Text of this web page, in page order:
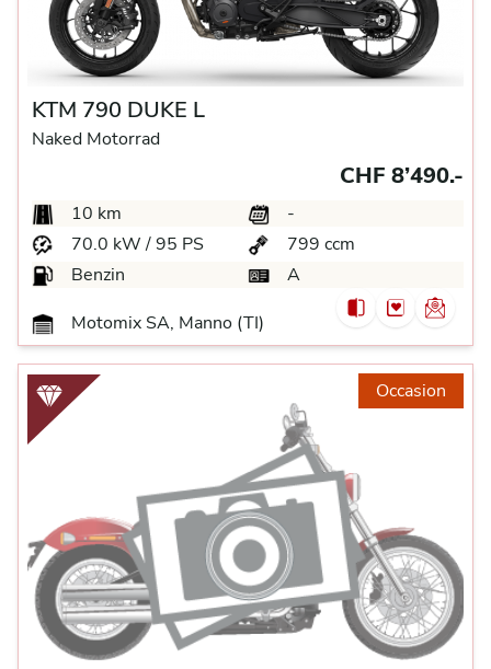
KTM 790 DUKE L
Naked Motorrad
CHF 8’490.-
10 km
-
70.0 kW / 95 PS
799 ccm
Benzin
A
Motomix SA, Manno (TI)
Occasion